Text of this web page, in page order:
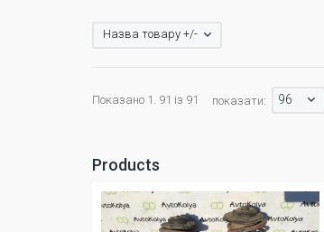
Назва товару +/-
Показано 1. 91 із 91 показати: 96
Products